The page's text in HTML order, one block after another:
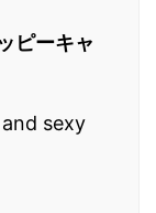
ピーキャ
sexy